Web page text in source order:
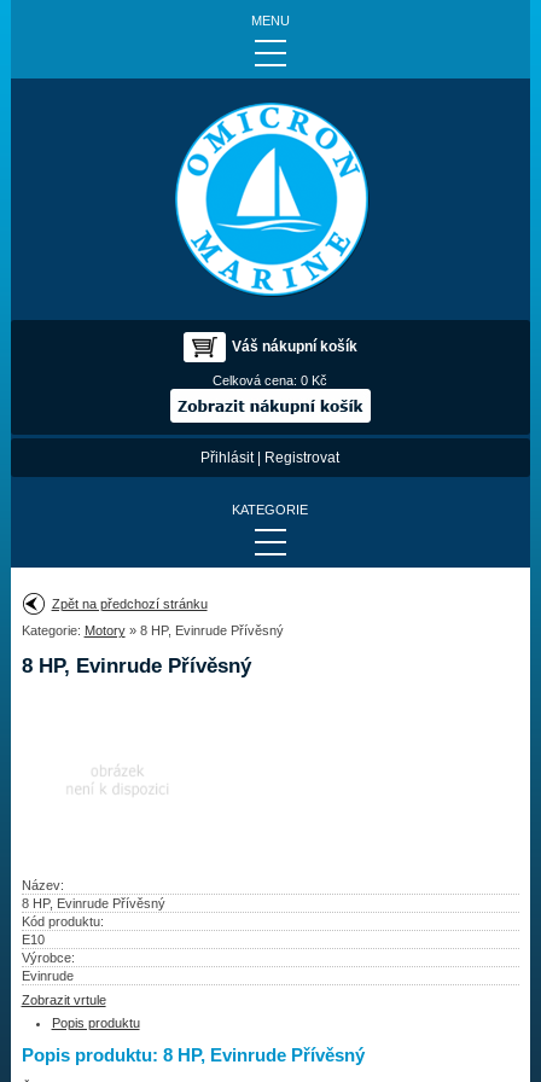
MENU
Váš nákupní košík
Celková cena:0 Kč
Přihlásit| Registrovat
KATEGORIE
Provedení:
Výrobce:
Najít vrtuli
Vrtule
Redukční pouzdra XHS
Kontakty
Aktuality
Zpět na předchozí stránku
Kategorie: Motory» 8 HP, Evinrude Přívěsný
8 HP, Evinrude Přívěsný
Název:
8 HP, Evinrude Přívěsný
Kód produktu:
E10
Výrobce:
Evinrude
Zobrazit vrtule
Popis produktu
Popis produktu: 8 HP, Evinrude Přívěsný